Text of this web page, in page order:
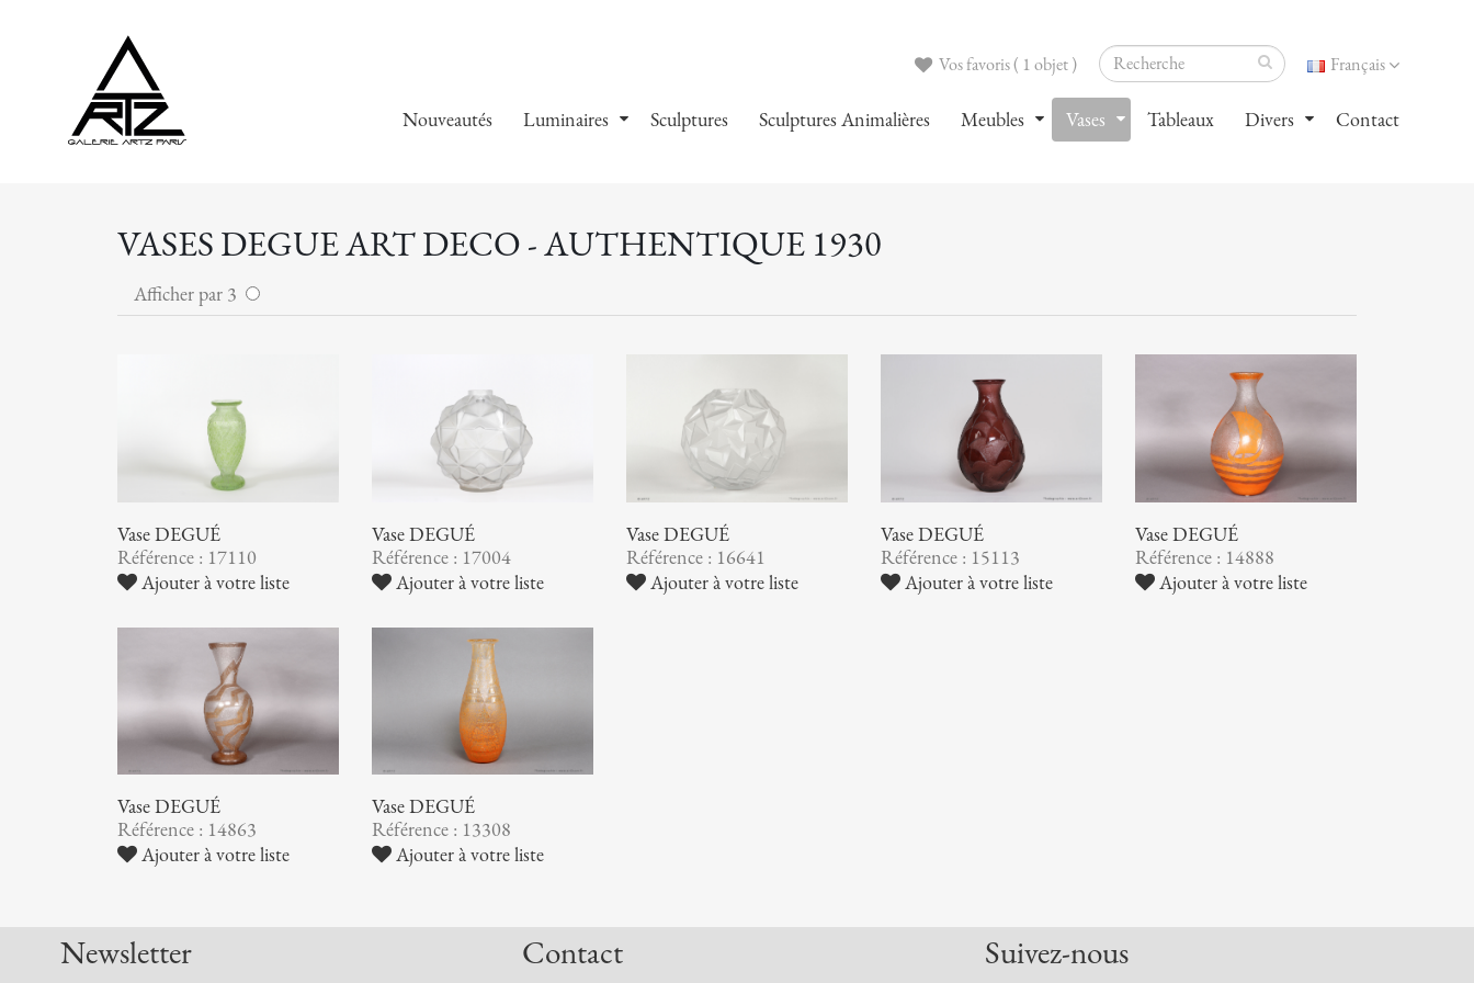
Français
Vos favoris ( 1 objet )
Nouveautés Luminaires Sculptures Sculptures Animalières Meubles Vases Tableaux Divers Contact
VASES DEGUE ART DECO - AUTHENTIQUE 1930
Afficher par 3
Vase DEGUÉ
Référence : 17110
Ajouter à votre liste
Vase DEGUÉ
Référence : 17004
Ajouter à votre liste
Vase DEGUÉ
Référence : 16641
Ajouter à votre liste
Vase DEGUÉ
Référence : 15113
Ajouter à votre liste
Vase DEGUÉ
Référence : 14888
Ajouter à votre liste
Vase DEGUÉ
Référence : 14863
Ajouter à votre liste
Vase DEGUÉ
Référence : 13308
Ajouter à votre liste
Newsletter Contact Suivez-nous